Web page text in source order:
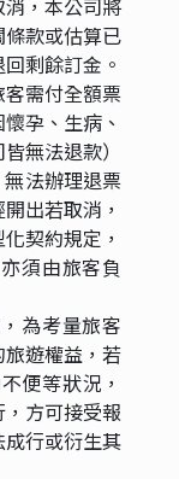
款或估算已
剩餘訂金。
需付全額票
孕、生病、
無法退款）
法辦理退票
出若取消，
契約規定，
須由旅客負
為考量旅客
遊權益，若
便等狀況，
方可接受報
行或衍生其